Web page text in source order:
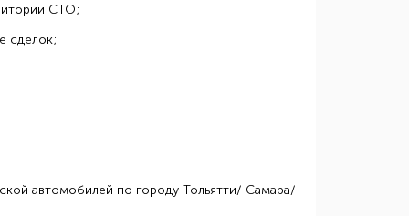
СТО;
сделок;
автомобилей по городу Тольятти/ Самара/